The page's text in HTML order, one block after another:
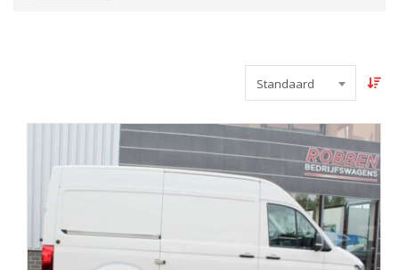
Standaard